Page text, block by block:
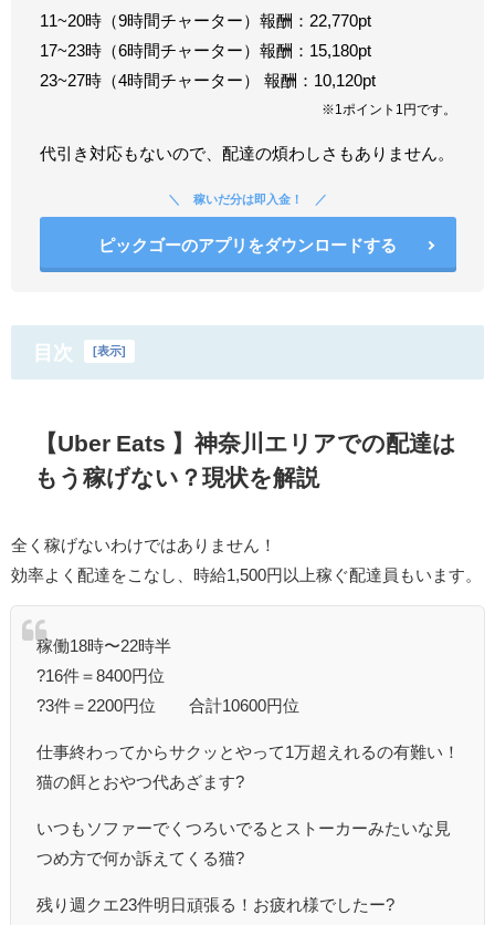
11~20時（9時間チャーター）報酬：22,770pt
17~23時（6時間チャーター）報酬：15,180pt
23~27時（4時間チャーター） 報酬：10,120pt
※1ポイント1円です。
代引き対応もないので、配達の煩わしさもありません。
稼いだ分は即入金！
ピックゴーのアプリをダウンロードする
目次 [表示]
【Uber Eats 】神奈川エリアでの配達は
もう稼げない？現状を解説
全く稼げないわけではありません！
効率よく配達をこなし、時給1,500円以上稼ぐ配達員もいます。
稼働18時〜22時半
?16件＝8400円位
?3件＝2200円位 合計10600円位
仕事終わってからサクッとやって1万超えれるの有難い！
猫の餌とおやつ代あざます?
いつもソファーでくつろいでるとストーカーみたいな見
つめ方で何か訴えてくる猫?
残り週クエ23件明日頑張る！お疲れ様でしたー?